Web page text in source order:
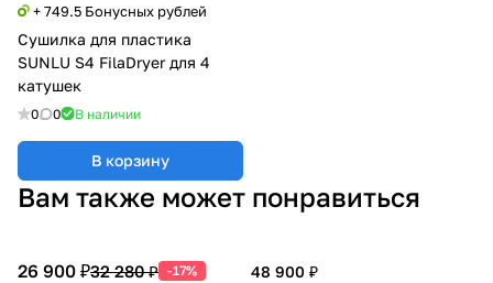
+ 749.5 Бонусных рублей
Сушилка для пластика
SUNLU S4 FilaDryer для 4
катушек
0 0 В наличии
В корзину
Вам также может понравиться
26 900 ₽32 280 ₽ -17% 48 900 ₽